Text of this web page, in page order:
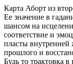
Карта Аборт из
Ее значение в
шансом на
соответствие и
пласты
прошлого и
Будь то трактовка